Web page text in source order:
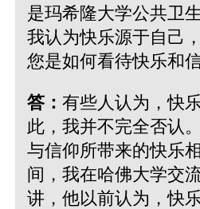
是玛希隆大学公共卫
我认为快乐源于自己
您是如何看待快乐和
答： 有些人认为，快
此，我并不完全否认
与信仰所带来的快乐
间，我在哈佛大学交
讲，他以前认为，快